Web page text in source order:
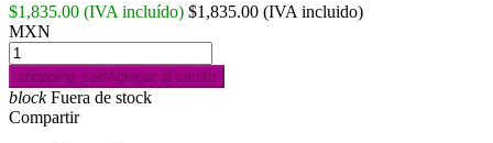
$1,835.00 (IVA incluído) $1,835.00 (IVA incluido)
MXN
shopping_cartAgregar al carrito
blockFuera de stock
Compartir